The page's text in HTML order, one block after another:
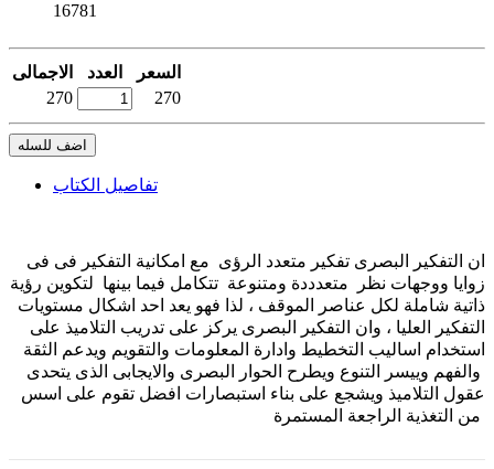
16781
السعر العدد
الاجمالى
270
270
اضف للسله
تفاصيل الكتاب
ان التفكير البصرى تفكير متعدد الرؤى مع امكانية التفكير فى فى
زوايا ووجهات نظر متعدددة ومتنوعة تتكامل فيما بينها لتكوين رؤية
ذاتية شاملة لكل عناصر الموقف ، لذا فهو يعد احد اشكال مستويات
التفكير العليا ، وان التفكير البصرى يركز على تدريب التلاميذ على
استخدام اساليب التخطيط وادارة المعلومات والتقويم ويدعم الثقة
والفهم وييسر التنوع ويطرح الحوار البصرى والايجابى الذى يتحدى
عقول التلاميذ ويشجع على بناء استبصارات افضل تقوم على اسس